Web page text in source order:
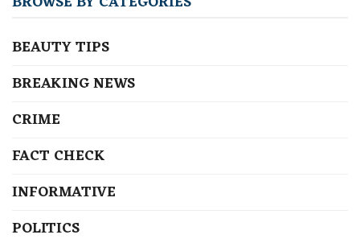
BEAUTY TIPS
BREAKING NEWS
CRIME
FACT CHECK
INFORMATIVE
POLITICS